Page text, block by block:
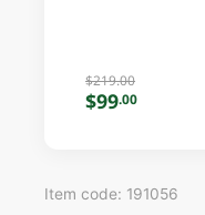
$219.00
$99.00
Item code: 191056